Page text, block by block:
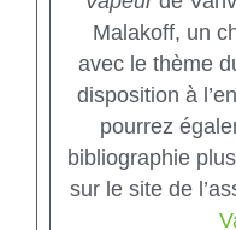
Malakoff, un
avec le thème
disposition à
pourrez
bibliographie
sur le site de